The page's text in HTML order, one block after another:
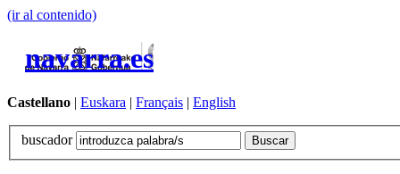
(ir al contenido)
navarra.es
Castellano | Euskara | Français | English
buscador